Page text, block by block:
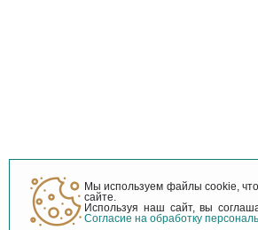
Мы используем файлы cookie,
сайте.
Используя наш сайт, вы
Согласие на обработку